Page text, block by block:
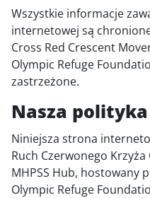
Wszystkie informacje
internetowej są
Cross Red Crescent
Olympic Refuge
zastrzeżone.
Nasza
Niniejsza strona
Ruch Czerwonego Krzyża
MHPSS Hub, hostowany
Olympic Refuge